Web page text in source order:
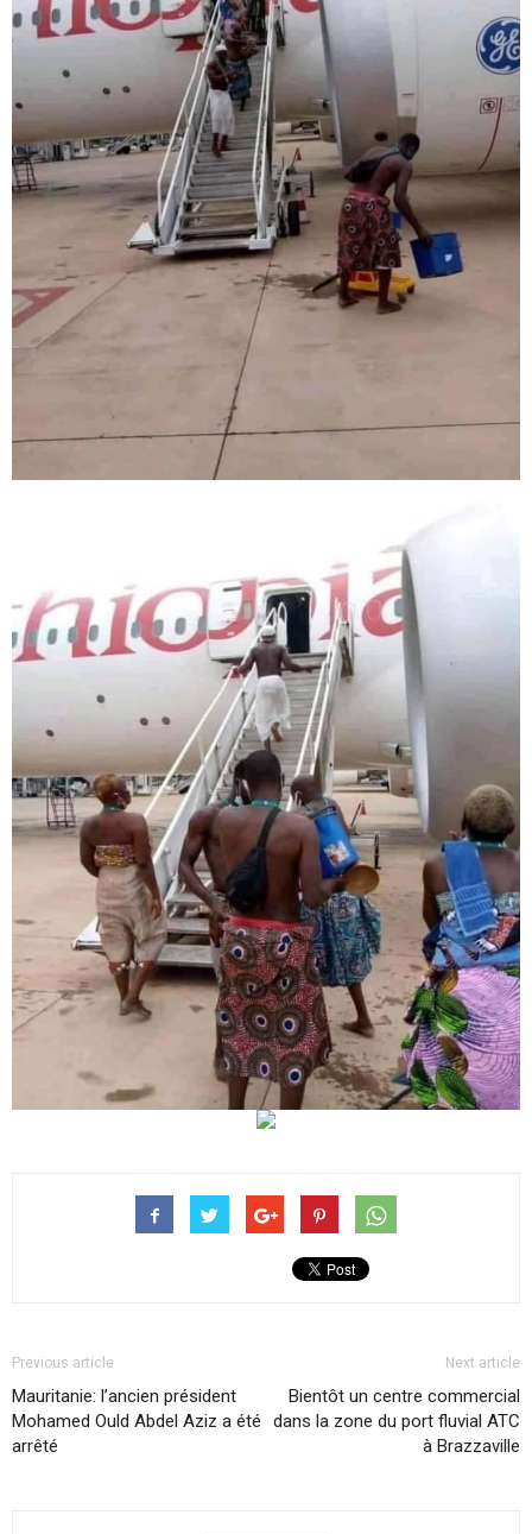
Previous article
Mauritanie: l’ancien président
Mohamed Ould Abdel Aziz a été
arrêté
Next article
Bientôt un centre commercial
dans la zone du port fluvial ATC
à Brazzaville